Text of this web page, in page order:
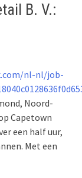
B. V.:
nl-nl/job-
Noord-
Capetown
een half uur,
Met een